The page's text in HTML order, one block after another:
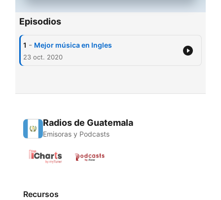
Episodios
1 - Mejor música en Ingles
23 oct. 2020
Radios de Guatemala
Emisoras y Podcasts
Recursos